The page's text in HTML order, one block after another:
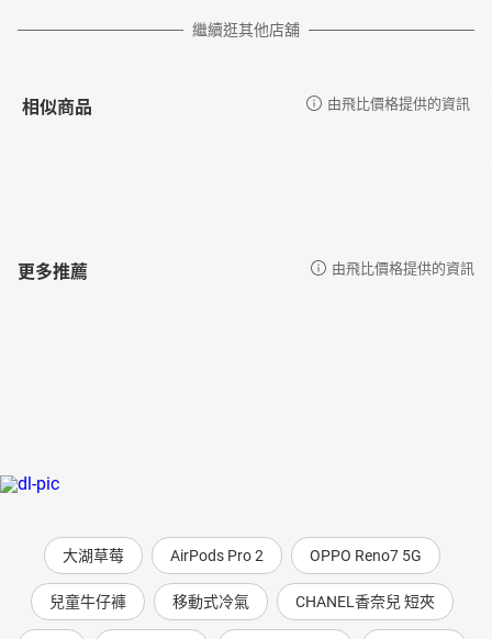
繼續逛其他店舖
相似商品 由飛比價格提供的資訊
更多推薦 由飛比價格提供的資訊
大湖草莓 AirPods Pro 2 OPPO Reno7 5G
兒童牛仔褲 移動式冷氣 CHANEL香奈兒 短夾